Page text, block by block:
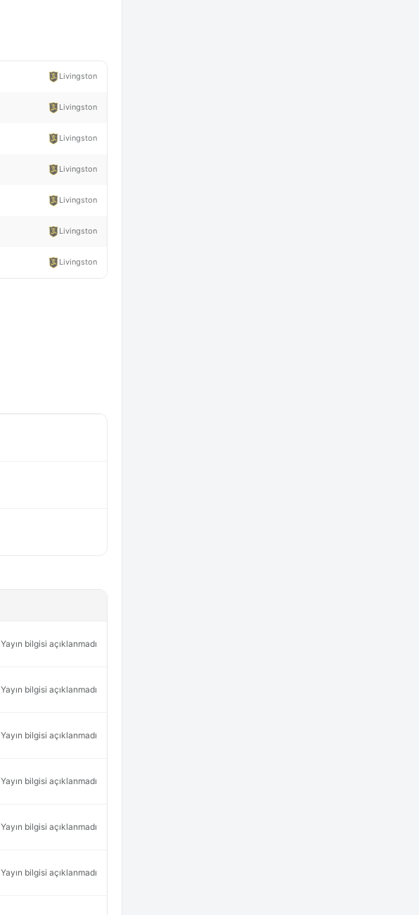
Livingston
Livingston
Livingston
Livingston
Livingston
Livingston
Livingston
Yayın bilgisi açıklanmadı
Yayın bilgisi açıklanmadı
Yayın bilgisi açıklanmadı
Yayın bilgisi açıklanmadı
Yayın bilgisi açıklanmadı
Yayın bilgisi açıklanmadı